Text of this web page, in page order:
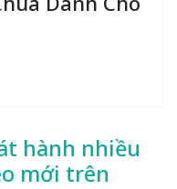
hành nhiều
mới trên